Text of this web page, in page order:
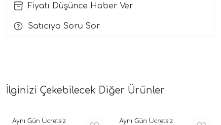
Arac Baslari)
Fiyatı Düşünce Haber Ver
Satıcıya Soru Sor
İlginizi Çekebilecek Diğer Ürünler
Aynı Gün Ücretsiz Aynı Gün Ücretsiz